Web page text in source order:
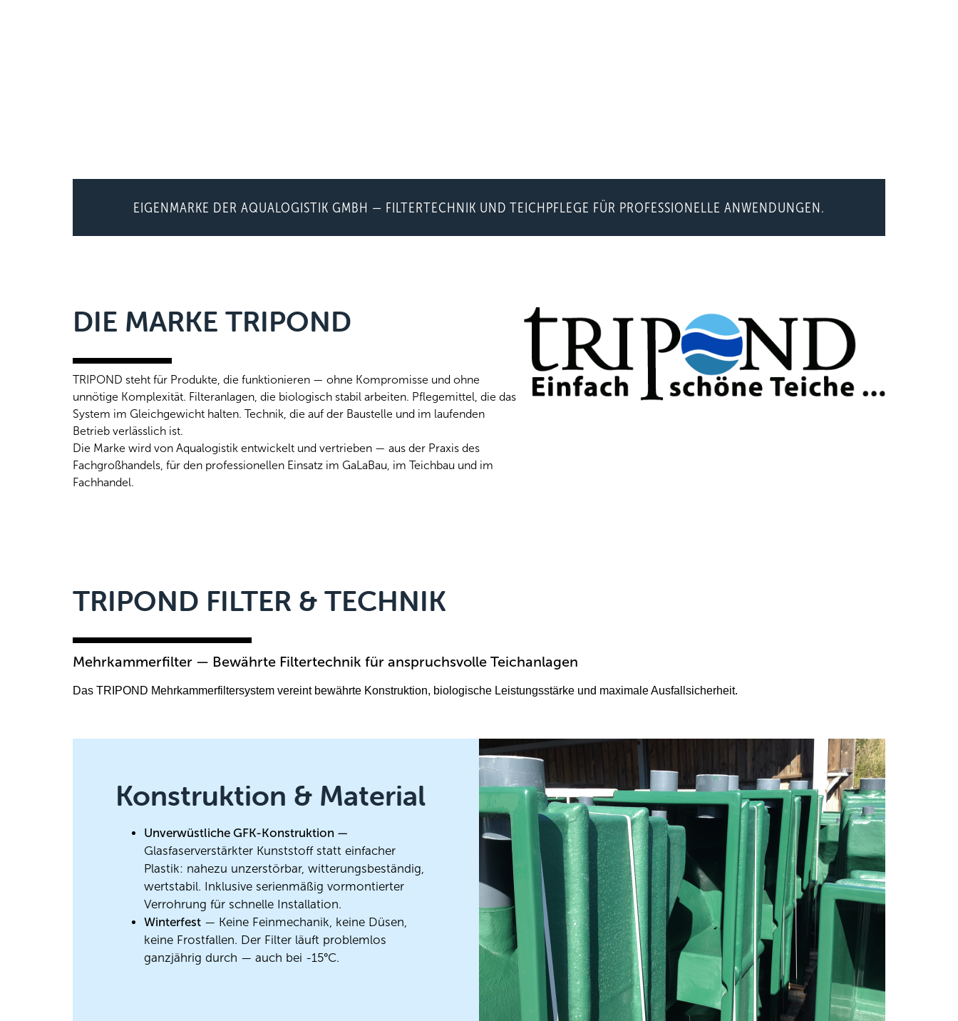
EIGENMARKE DER AQUALOGISTIK GMBH — FILTERTECHNIK UND TEICHPFLEGE FÜR PROFESSIONELLE ANWENDUNGEN.
DIE MARKE TRIPOND
TRIPOND steht für Produkte, die funktionieren — ohne Kompromisse und ohne
unnötige Komplexität. Filteranlagen, die biologisch stabil arbeiten. Pflegemittel, die das
System im Gleichgewicht halten. Technik, die auf der Baustelle und im laufenden
Betrieb verlässlich ist.
Die Marke wird von Aqualogistik entwickelt und vertrieben — aus der Praxis des
Fachgroßhandels, für den professionellen Einsatz im GaLaBau, im Teichbau und im
Fachhandel.
TRIPOND FILTER & TECHNIK
Mehrkammerfilter — Bewährte Filtertechnik für anspruchsvolle Teichanlagen
Das TRIPOND Mehrkammerfiltersystem vereint bewährte Konstruktion, biologische Leistungsstärke und maximale Ausfallsicherheit.
Konstruktion & Material
Unverwüstliche GFK-Konstruktion —
Glasfaserverstärkter Kunststoff statt einfacher
Plastik: nahezu unzerstörbar, witterungsbeständig,
wertstabil. Inklusive serienmäßig vormontierter
Verrohrung für schnelle Installation.
Winterfest — Keine Feinmechanik, keine Düsen,
keine Frostfallen. Der Filter läuft problemlos
ganzjährig durch — auch bei -15°C.